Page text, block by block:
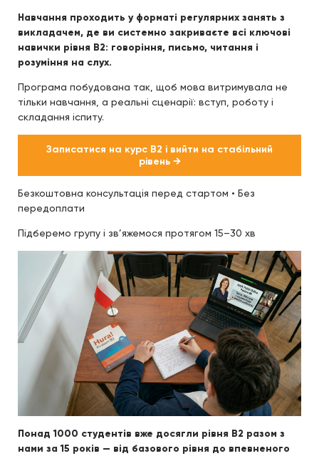
Навчання проходить у форматі регулярних занять з
викладачем, де ви системно закриваєте всі ключові
навички рівня B2: говоріння, письмо, читання і
розуміння на слух.
Програма побудована так, щоб мова витримувала не
тільки навчання, а реальні сценарії: вступ, роботу і
складання іспиту.
Записатися на курс B2 і вийти на стабільний
рівень →
Безкоштовна консультація перед стартом • Без
передоплати
Підберемо групу і зв’яжемося протягом 15–30 хв
Понад 1000 студентів вже досягли рівня B2 разом з
нами за 15 років — від базового рівня до впевненого